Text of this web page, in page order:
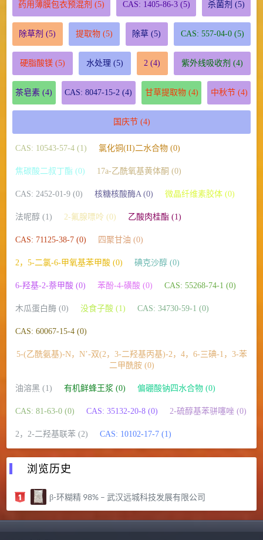
药用薄膜包衣预混剂 (5) CAS: 1405-86-3(5) 杀菌剂 (5)
除草剂 (5) 提取物(5) 除草 (5) CAS: 557-04-0(5)
硬脂酸镁(5) 水处理 (5) 2 (4) 紫外线吸收剂 (4)
茶皂素 (4) CAS: 8047-15-2 (4) 甘草提取物(4) 中秋节(4)
国庆节(4)
CAS: 10543-57-4 (1) 氯化铜(II)二水合物 (0)
焦碳酸二叔丁酯 (0) 17a-乙酰氧基黄体酮 (0)
CAS: 2452-01-9 (0) 核糖核酸酶A (0) 微晶纤维素胶体 (0)
法呢醇 (1) 2-氟腺嘌呤 (0) 乙酸肉桂酯 (1)
CAS: 71125-38-7 (0) 四聚甘油 (0)
2，5-二氯-6-甲氧基苯甲酸 (0) 碘克沙醇 (0)
6-羟基-2-萘甲酸 (0) 苯酚-4-磺酸 (0) CAS: 55268-74-1 (0)
木瓜蛋白酶 (0) 没食子酸 (1) CAS: 34730-59-1 (0)
CAS: 60067-15-4 (0)
5-(乙酰氨基)-N，N’-双(2，3-二羟基丙基)-2，4，6-三碘-1，3-苯
二甲酰胺 (0)
油溶黑 (1) 有机鲜蜂王浆 (0) 偏硼酸钠四水合物 (0)
CAS: 81-63-0 (0) CAS: 35132-20-8 (0) 2-硫醇基苯骈噻唑 (0)
2，2-二羟基联苯 (2) CAS: 10102-17-7 (1)
浏览历史
β-环糊精 98% – 武汉远城科技发展有限公司